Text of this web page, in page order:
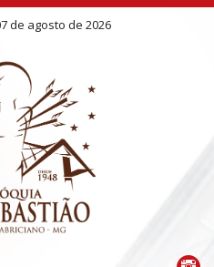
de agosto de 2026